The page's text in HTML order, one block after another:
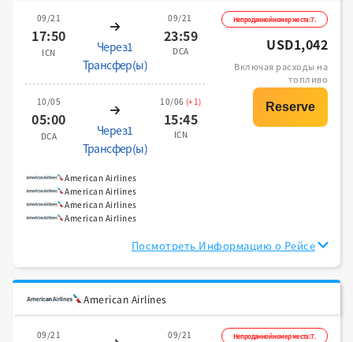
09/21
17:50
ICN
Через1
Трансфер(ы)
09/21
23:59
DCA
10/05
05:00
DCA
Через1
Трансфер(ы)
10/06 (+1)
15:45
ICN
Непроданной номер места:7.
USD1,042
Включая расходы на
топливо
American Airlines
American Airlines
American Airlines
American Airlines
Посмотреть Информацию о Рейсе
American Airlines
09/21 09/21 Непроданной номер места:7.